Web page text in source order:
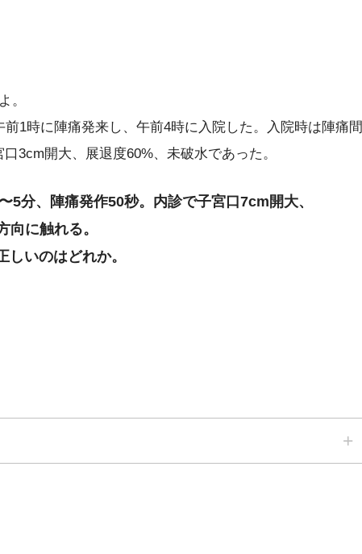
。
1時に陣痛発来し、午前4時に入院した。入院時は陣痛間
3cm開大、展退度60%、未破水であった。
分、陣痛発作50秒。内診で子宮口7cm開大、
に触れる。
いのはどれか。